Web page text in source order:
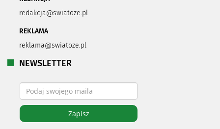
redakcja@swiatoze.pl
REKLAMA
reklama@swiatoze.pl
NEWSLETTER